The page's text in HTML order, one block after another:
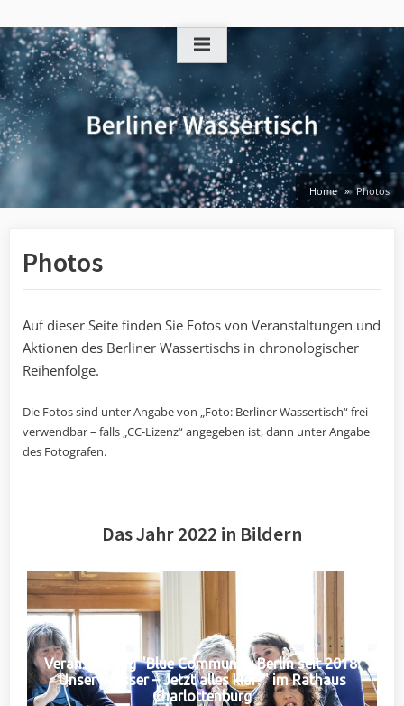
to
content
Home Photos
Photos
Auf dieser Seite finden Sie Fotos von Veranstaltungen und
Aktionen des Berliner Wassertischs in chronologischer
Reihenfolge.
Die Fotos sind unter Angabe von „Foto: Berliner Wassertisch“ frei
verwendbar – falls „CC-Lizenz“ angegeben ist, dann unter Angabe
des Fotografen.
Das Jahr 2022 in Bildern
Veranstaltung "Blue Community Berlin seit 2018:
Unser Wasser – Jetzt alles klar?" im Rathaus
Charlottenburg